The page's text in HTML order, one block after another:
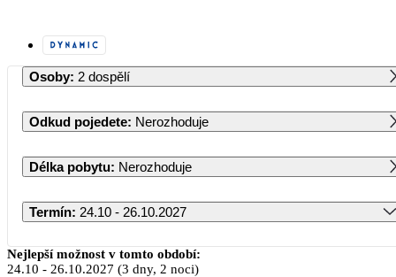
Osoby: 2 dospělí
Odkud pojedete: Nerozhoduje
Délka pobytu: Nerozhoduje
Termín: 24.10 - 26.10.2027
Říjen 2027
Nejlepší možnost v tomto období:
24.10 - 26.10.2027 (3 dny, 2 noci)